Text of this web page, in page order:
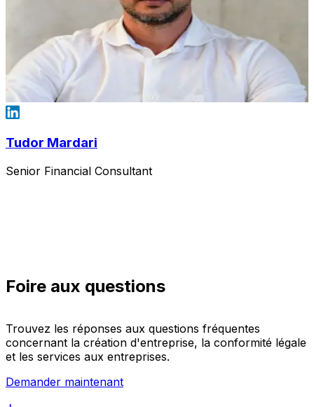
Tudor Mardari
Senior Financial Consultant
Foire aux questions
Trouvez les réponses aux questions fréquentes
concernant la création d'entreprise, la conformité légale
et les services aux entreprises.
Demander maintenant